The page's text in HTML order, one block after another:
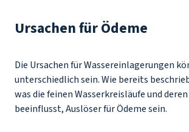
Ursachen für Ödeme
Die Ursachen für Wassereinlagerungen
unterschiedlich sein. Wie bereits
was die feinen Wasserkreisläufe und
beeinflusst, Auslöser für Ödeme sein.